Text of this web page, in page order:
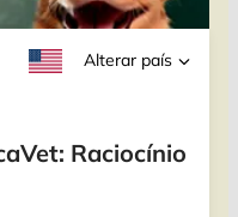
Alterar país
Raciocínio